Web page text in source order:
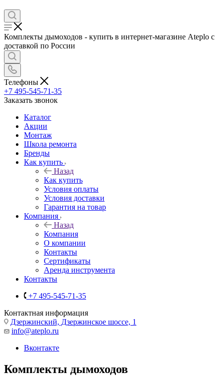
Комплекты дымоходов - купить в интернет-магазине Ateplo с
доставкой по России
Телефоны
+7 495-545-71-35
Заказать звонок
Каталог
Акции
Монтаж
Школа ремонта
Бренды
Как купить
Назад
Как купить
Условия оплаты
Условия доставки
Гарантия на товар
Компания
Назад
Компания
О компании
Контакты
Сертификаты
Аренда инструмента
Контакты
+7 495-545-71-35
Контактная информация
Дзержинский, Дзержинское шоссе, 1
info@ateplo.ru
Вконтакте
Комплекты дымоходов